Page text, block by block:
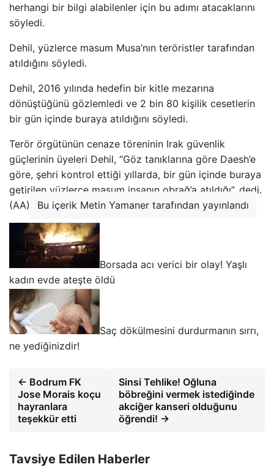
herhangi bir bilgi alabilenler için bu adımı atacaklarını
söyledi.
Dehil, yüzlerce masum Musa’nın teröristler tarafından
atıldığını söyledi.
Dehil, 2016 yılında hedefin bir kitle mezarına
dönüştüğünü gözlemledi ve 2 bin 80 kişilik cesetlerin
bir gün içinde buraya atıldığını söyledi.
Terör örgütünün cenaze töreninin Irak güvenlik
güçlerinin üyeleri Dehil, “Göz tanıklarına göre Daesh’e
göre, şehri kontrol ettiği yıllarda, bir gün içinde buraya
getirilen yüzlerce masum insanın obrağ’a atıldığı”. dedi.
(AA)
Bu içerik Metin Yamaner tarafından yayınlandı
Borsada acı verici bir olay! Yaşlı
kadın evde ateşte öldü
Saç dökülmesini durdurmanın sırrı,
ne yediğinizdir!
← Bodrum FK
Jose Morais koçu
hayranlara
teşekkür etti
Sinsi Tehlike! Oğluna
böbreğini vermek istediğinde
akciğer kanseri olduğunu
öğrendi! →
Tavsiye Edilen Haberler